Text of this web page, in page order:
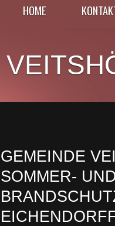
HOME
GEMEINDE
SOMMER-